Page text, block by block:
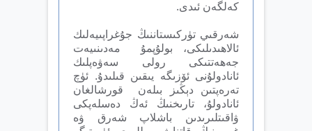
كەلگەن ئىدى.
شەرقىي تۈركىستاننىڭ جۇغراپىيەلىك
ئالاھىدىلىكى، بولۇپمۇ مەدىنىيەت
جەھەتتىكى رولى سەۋەپلىك
ئانادولۇنى ئۆزىگە يىقىن قىلىدۇ. ئ‍ۈچ
تەرەپتىن دېڭىز بىلەن قورشالغان
ئانادولۇ، تارىخنىڭ ئەڭ دەسلەپكى
ۋاقىتلىرىدىن باشلاپ شەرق ۋە